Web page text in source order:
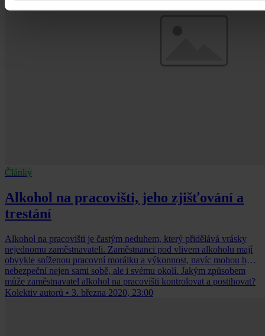
Články
Alkohol na pracovišti, jeho zjišťování a
trestání
Alkohol na pracovišti je častým neduhem, který přidělává vrásky
nejednomu zaměstnavateli. Zaměstnanci pod vlivem alkoholu mají
obvykle sníženou pracovní morálku a výkonnost, navíc mohou být
nebezpeční nejen sami sobě, ale i svému okolí. Jakým způsobem
může zaměstnavatel alkohol na pracovišti kontrolovat a postihovat?
Kolektiv autorů • 3. března 2020, 23:00